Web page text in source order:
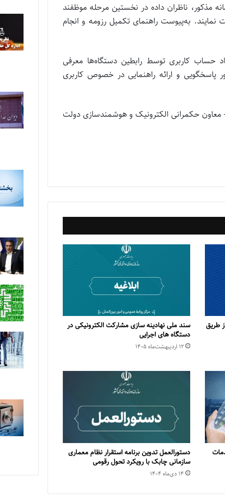
مذکور، ناظران داده در نخستین مرحله موظفند
به‌پیوست راهنمای تکمیل رزومه و انجام
با شماره ۸۵۳۵۱۳۴۶ در خصوص ایجاد حساب کاربری توسط رابطین دستگاه‌ها معرفی
مرکز تماس سازمان با شماره تماس ۸۵۳۵۱۰۰۰۰ به منظور پاسخگویی و ارائه راهنمایی در خصوص کاربری
معاون حکمرانی الکترونیک و هوشمندسازی دولت
طریق
سند ملی نهادینه سازی مشارکت الکترونیکی در
دستگاه های اجرایی
۱۲ اردیبهشت‌ماه ۱۴۰۵
دستورالعمل تدوین برنامه استقرار نظام معماری
سازمانی چابک با رویکرد تحول رقومی
۱۴ دی‌ماه ۱۴۰۴